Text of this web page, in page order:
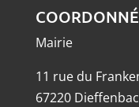
Mairie
11 rue du
67220